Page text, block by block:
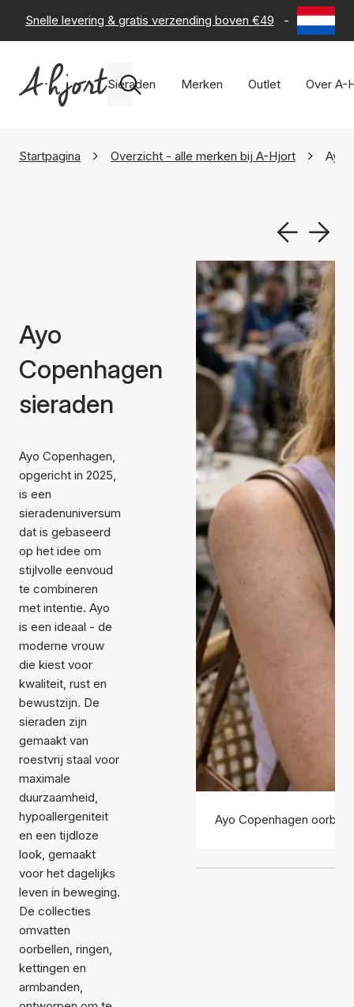
Snelle levering & gratis verzending boven €49 - 60 dagen
Sieraden Merken Outlet Over A-
Startpagina Overzicht - alle merken bij A-Hjort Ayo
Ayo
Copenhagen
sieraden
Ayo Copenhagen,
opgericht in 2025,
is een
sieradenuniversum
dat is gebaseerd
op het idee om
stijlvolle eenvoud
te combineren
met intentie. Ayo
is een ideaal - de
moderne vrouw
die kiest voor
kwaliteit, rust en
bewustzijn. De
sieraden zijn
gemaakt van
roestvrij staal voor
maximale
duurzaamheid,
hypoallergeniteit
en een tijdloze
look, gemaakt
voor het dagelijks
leven in beweging.
De collecties
omvatten
oorbellen, ringen,
kettingen en
armbanden,
Ayo Copenhagen